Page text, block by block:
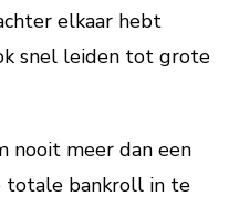
elkaar hebt
snel leiden tot grote
nooit meer dan een
totale bankroll in te